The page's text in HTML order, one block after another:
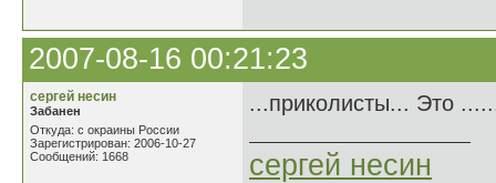
2007-08-16 00:21:23
сергей несин
Забанен
Откуда: с окраины России
Зарегистрирован: 2006-10-27
Сообщений: 1668
...приколисты... Это
сергей несин